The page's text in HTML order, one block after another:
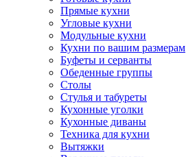
Прямые кухни
Угловые кухни
Модульные кухни
Кухни по вашим размерам
Буфеты и серванты
Обеденные группы
Столы
Стулья и табуреты
Кухонные уголки
Кухонные диваны
Техника для кухни
Вытяжки